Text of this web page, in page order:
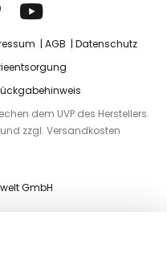
AGB
Datenschutz
dem UVP des Herstellers.
und zzgl. Versandkosten
GmbH